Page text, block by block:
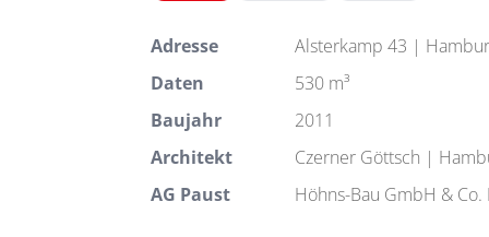
Adresse
Alsterkamp 43 |
Daten
530 m³
Baujahr
2011
Architekt
Czerner Göttsch |
AG Paust
Höhns-Bau GmbH & Co.